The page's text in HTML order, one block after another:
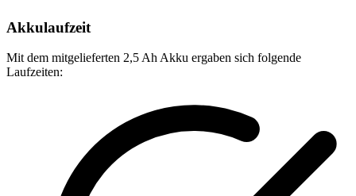
Akkulaufzeit
Mit dem mitgelieferten 2,5 Ah Akku ergaben sich folgende
Laufzeiten: